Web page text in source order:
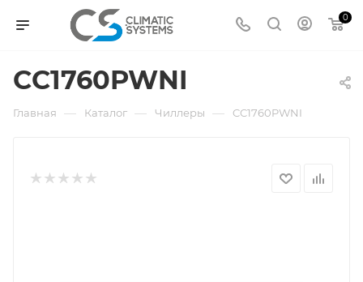
0
CC1760PWNI
Главная — Каталог — Чиллеры — CC1760PWNI